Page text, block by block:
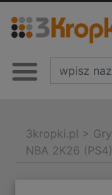
3kropki.pl > Gry
NBA 2K26 (PS4)